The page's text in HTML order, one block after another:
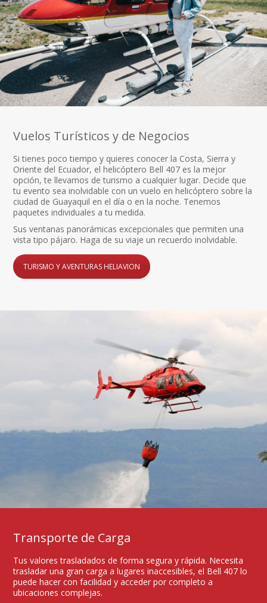
Vuelos Turísticos y de Negocios
Si tienes poco tiempo y quieres conocer la Costa, Sierra y
Oriente del Ecuador, el helicóptero Bell 407 es la mejor
opción, te llevamos de turismo a cualquier lugar. Decide que
tu evento sea inolvidable con un vuelo en helicóptero sobre la
ciudad de Guayaquil en el día o en la noche. Tenemos
paquetes individuales a tu medida.
Sus ventanas panorámicas excepcionales que permiten una
vista tipo pájaro. Haga de su viaje un recuerdo inolvidable.
TURISMO Y AVENTURAS HELIAVION
Transporte de Carga
Tus valores trasladados de forma segura y rápida. Necesita
trasladar una gran carga a lugares inaccesibles, el Bell 407 lo
puede hacer con facilidad y acceder por completo a
ubicaciones complejas.